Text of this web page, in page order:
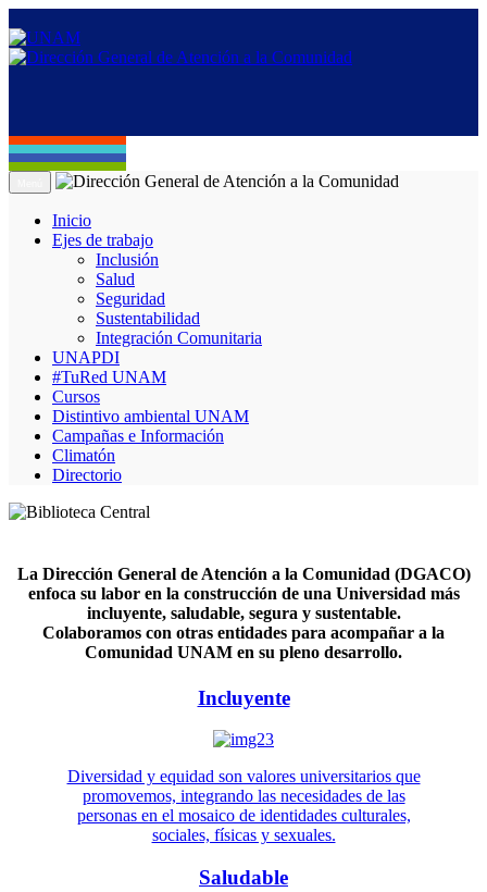
Inicio
Ejes de trabajo
Inclusión
Salud
Seguridad
Sustentabilidad
Integración Comunitaria
UNAPDI
#TuRed UNAM
Cursos
Distintivo ambiental UNAM
Campañas e Información
Climatón
Directorio
La Dirección General de Atención a la Comunidad (DGACO)
enfoca su labor en la construcción de una Universidad más
incluyente, saludable, segura y sustentable.
Colaboramos con otras entidades para acompañar a la
Comunidad UNAM en su pleno desarrollo.
Incluyente
Diversidad y equidad son valores universitarios que
promovemos, integrando las necesidades de las
personas en el mosaico de identidades culturales,
sociales, físicas y sexuales.
Saludable